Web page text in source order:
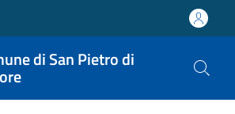
di San Pietro di